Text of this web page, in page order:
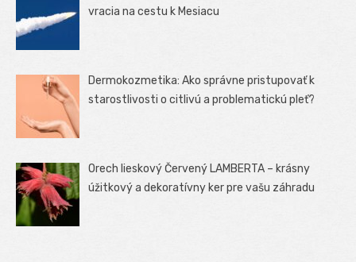
vracia na cestu k Mesiacu
Dermokozmetika: Ako správne pristupovať k
starostlivosti o citlivú a problematickú pleť?
Orech lieskový Červený LAMBERTA – krásny
úžitkový a dekoratívny ker pre vašu záhradu